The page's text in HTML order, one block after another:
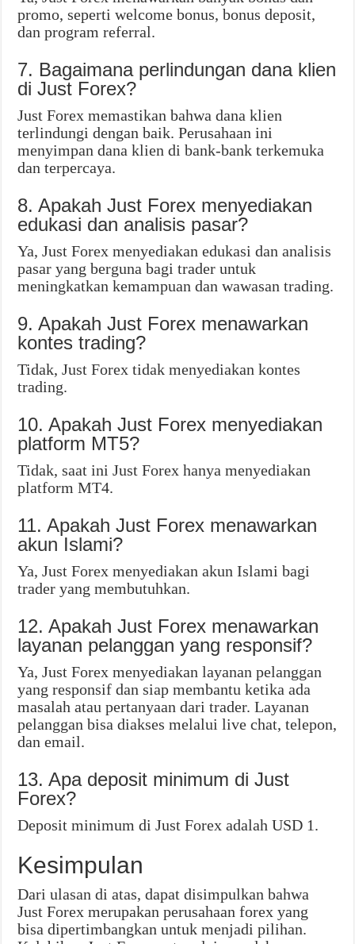
promo, seperti welcome bonus, bonus deposit,
dan program referral.
7. Bagaimana perlindungan dana klien
di Just Forex?
Just Forex memastikan bahwa dana klien
terlindungi dengan baik. Perusahaan ini
menyimpan dana klien di bank-bank terkemuka
dan terpercaya.
8. Apakah Just Forex menyediakan
edukasi dan analisis pasar?
Ya, Just Forex menyediakan edukasi dan analisis
pasar yang berguna bagi trader untuk
meningkatkan kemampuan dan wawasan trading.
9. Apakah Just Forex menawarkan
kontes trading?
Tidak, Just Forex tidak menyediakan kontes
trading.
10. Apakah Just Forex menyediakan
platform MT5?
Tidak, saat ini Just Forex hanya menyediakan
platform MT4.
11. Apakah Just Forex menawarkan
akun Islami?
Ya, Just Forex menyediakan akun Islami bagi
trader yang membutuhkan.
12. Apakah Just Forex menawarkan
layanan pelanggan yang responsif?
Ya, Just Forex menyediakan layanan pelanggan
yang responsif dan siap membantu ketika ada
masalah atau pertanyaan dari trader. Layanan
pelanggan bisa diakses melalui live chat, telepon,
dan email.
13. Apa deposit minimum di Just
Forex?
Deposit minimum di Just Forex adalah USD 1.
Kesimpulan
Dari ulasan di atas, dapat disimpulkan bahwa
Just Forex merupakan perusahaan forex yang
bisa dipertimbangkan untuk menjadi pilihan.